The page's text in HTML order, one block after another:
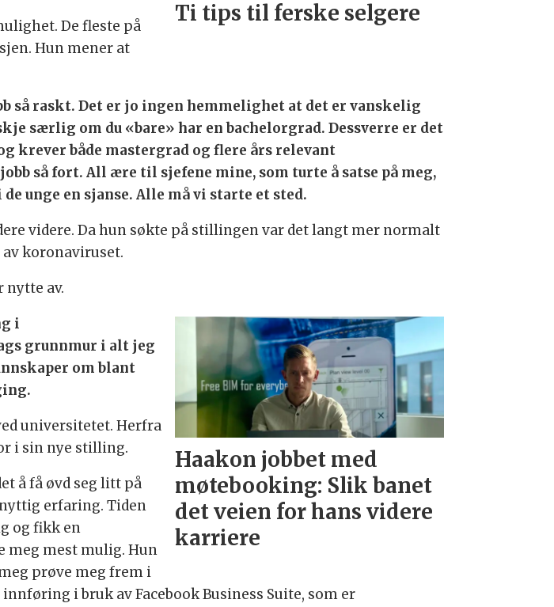
Ti tips til ferske selgere
De fleste på
Hun mener at
så raskt.Det er jo ingen hemmelighet at det er vanskelig
særlig om du «bare» har en bachelorgrad. Dessverre er det
krever både mastergrad og flere års relevant
så fort. All ære til sjefene mine, som turte å satse på meg,
unge en sjanse. Alle må vi starte et sted.
videre. Da hun søkte på stillingen var det langt mer normalt
koronaviruset.
nytte av.
Haakon jobbet med
møtebooking: Slik banet
det veien for hans videre
karriere
i
grunnmur i alt jeg
om blant
universitetet. Herfra
i sin nye stilling.
å få øvd seg litt på
erfaring. Tiden
og fikk en
meg mest mulig. Hun
prøve meg frem i
i bruk av Facebook Business Suite, som er